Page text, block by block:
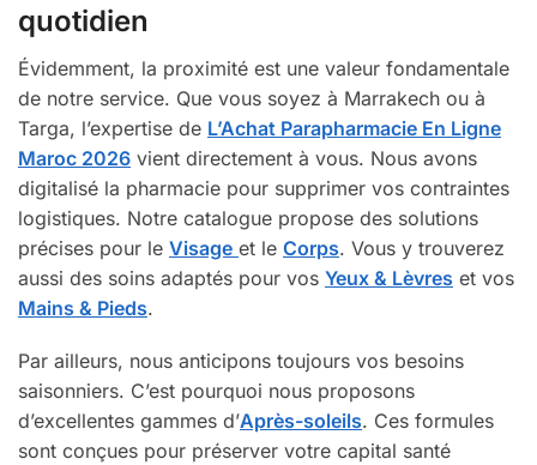
quotidien
Évidemment, la proximité est une valeur fondamentale
de notre service. Que vous soyez à Marrakech ou à
Targa, l’expertise de L’Achat Parapharmacie En Ligne
Maroc 2026 vient directement à vous. Nous avons
digitalisé la pharmacie pour supprimer vos contraintes
logistiques. Notre catalogue propose des solutions
précises pour le Visage et le Corps. Vous y trouverez
aussi des soins adaptés pour vos Yeux & Lèvres et vos
Mains & Pieds.
Par ailleurs, nous anticipons toujours vos besoins
saisonniers. C’est pourquoi nous proposons
d’excellentes gammes d’Après-soleils. Ces formules
sont conçues pour préserver votre capital santé